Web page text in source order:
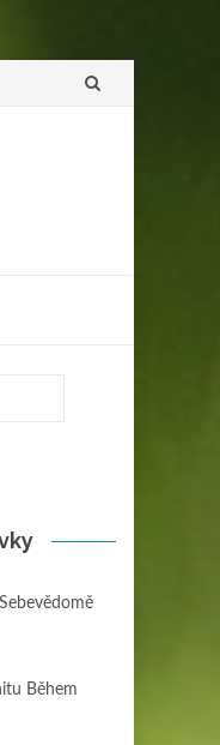
Přeskočit
Během